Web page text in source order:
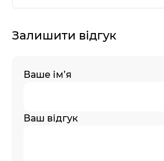
Залишити відгук
Ваше ім’я
Ваш відгук